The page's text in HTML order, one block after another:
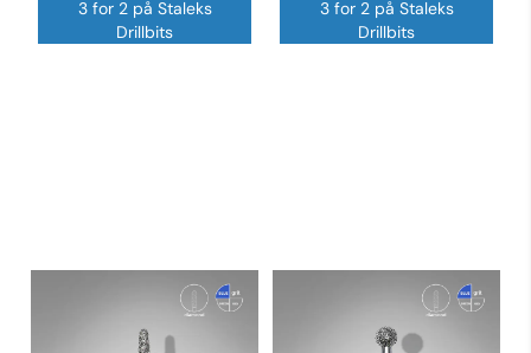
3 for 2 på Staleks
Drillbits
3 for 2 på Staleks
Drillbits